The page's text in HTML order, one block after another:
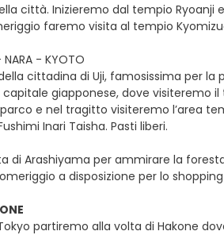
città. Inizieremo dal tempio Ryoanji
faremo visita al tempio
- KYOTO
cittadina di Uji, famosissima per
capitale giapponese, dove
e nel tragitto visiteremo l’area
Inari Taisha. Pasti liberi.
di Arashiyama per ammirare la
a disposizione per lo
partiremo alla volta di Hakone